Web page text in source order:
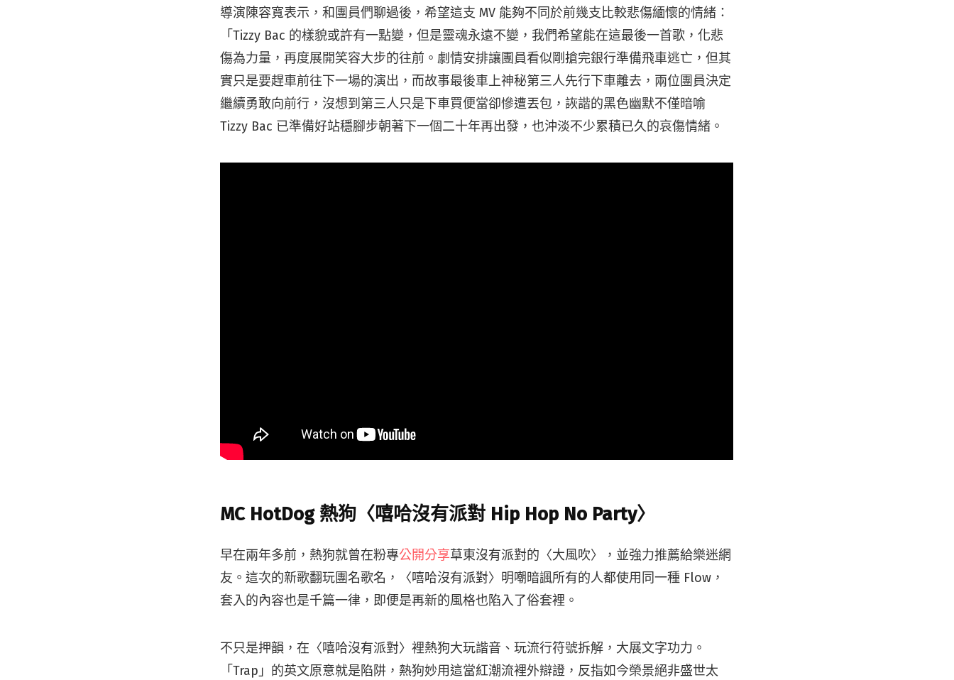
導演陳容寬表示，和團員們聊過後，希望這支 MV 能夠不同於前幾支比較悲傷緬懷的情緒：
「Tizzy Bac 的樣貌或許有一點變，但是靈魂永遠不變，我們希望能在這最後一首歌，化悲
傷為力量，再度展開笑容大步的往前。劇情安排讓團員看似剛搶完銀行準備飛車逃亡，但其
實只是要趕車前往下一場的演出，而故事最後車上神秘第三人先行下車離去，兩位團員決定
繼續勇敢向前行，沒想到第三人只是下車買便當卻慘遭丟包，詼諧的黑色幽默不僅暗喻
Tizzy Bac 已準備好站穩腳步朝著下一個二十年再出發，也沖淡不少累積已久的哀傷情緒。
MC HotDog 熱狗〈嘻哈沒有派對 Hip Hop No Party〉
早在兩年多前，熱狗就曾在粉專公開分享草東沒有派對的〈大風吹〉，並強力推薦給樂迷網
友。這次的新歌翻玩團名歌名，〈嘻哈沒有派對〉明嘲暗諷所有的人都使用同一種 Flow，
套入的內容也是千篇一律，即便是再新的風格也陷入了俗套裡。
不只是押韻，在〈嘻哈沒有派對〉裡熱狗大玩諧音、玩流行符號拆解，大展文字功力。
「Trap」的英文原意就是陷阱，熱狗妙用這當紅潮流裡外辯證，反指如今榮景絕非盛世太